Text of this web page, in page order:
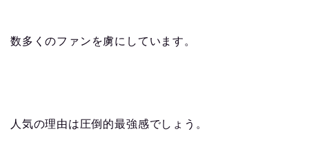
数多くのファンを虜にしています。
人気の理由は圧倒的最強感でしょう。